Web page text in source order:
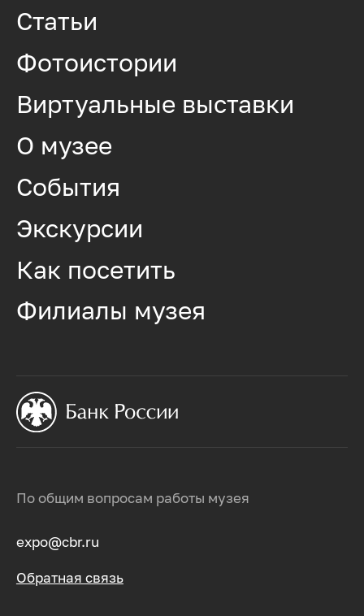
По общим вопросам работы музея
expo@cbr.ru
Обратная связь
Статьи
Фотоистории
Виртуальные выставки
О музее
События
Экскурсии
Как посетить
Филиалы музея